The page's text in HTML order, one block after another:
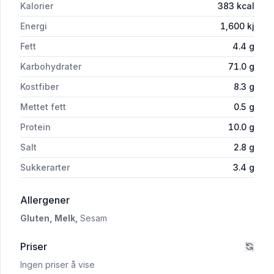
Kalorier 383 kcal
Energi
1,600 kj
Fett
4.4 g
Karbohydrater
71.0 g
Kostfiber
8.3 g
Mettet fett
0.5 g
Protein
10.0 g
Salt
2.8 g
Sukkerarter
3.4 g
Allergeneri 'Spisbrød 300g Huså'
Gluten, Melk, Sesam
Priser
Ingen priser å vise